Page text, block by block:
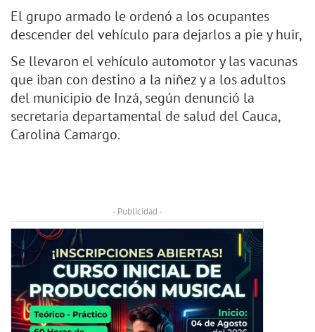
El grupo armado le ordenó a los ocupantes
descender del vehículo para dejarlos a pie y huir,
Se llevaron el vehículo automotor y las vacunas
que iban con destino a la niñez y a los adultos
del municipio de Inzá, según denunció la
secretaria departamental de salud del Cauca,
Carolina Camargo.
- Publicidad -